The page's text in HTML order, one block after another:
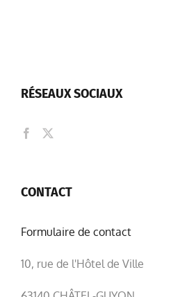
RÉSEAUX SOCIAUX
CONTACT
Formulaire de contact
10, rue de l'Hôtel de Ville